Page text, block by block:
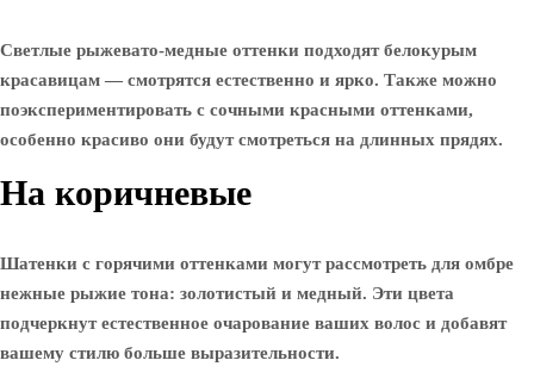
Светлые рыжевато-медные оттенки подходят белокурым
красавицам — смотрятся естественно и ярко. Также можно
поэкспериментировать с сочными красными оттенками,
особенно красиво они будут смотреться на длинных прядях.
На коричневые
Шатенки с горячими оттенками могут рассмотреть для омбре
нежные рыжие тона: золотистый и медный. Эти цвета
подчеркнут естественное очарование ваших волос и добавят
вашему стилю больше выразительности.